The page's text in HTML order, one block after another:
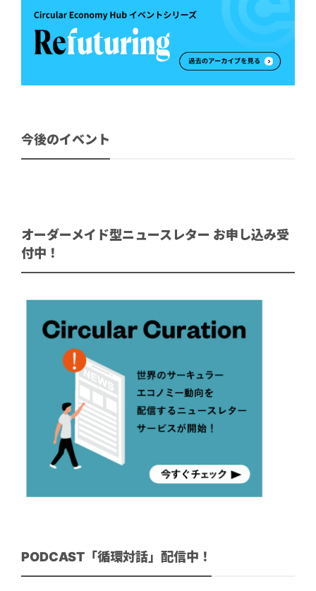
今後のイベント
オーダーメイド型ニュースレター お申し込み受
付中！
PODCAST「循環対話」配信中！